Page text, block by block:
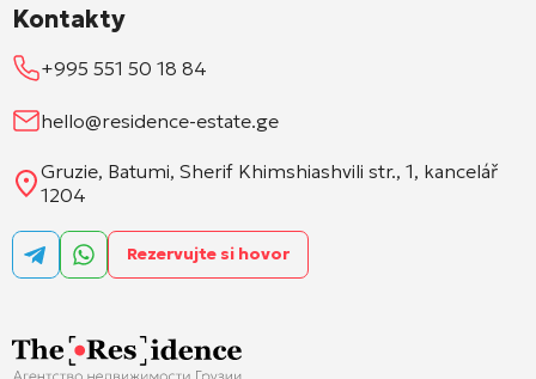
Kontakty
+995 551 50 18 84
hello@residence-estate.ge
Gruzie, Batumi, Sherif Khimshiashvili str., 1, kancelář
1204
Rezervujte si hovor